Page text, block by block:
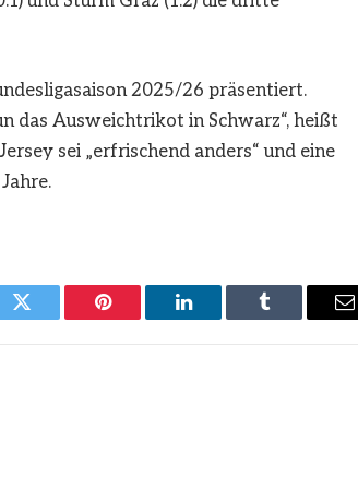
2025/26 präsentiert.
das Ausweichtrikot in Schwarz“, heißt
sei „erfrischend anders“ und eine
Twitter Pinterest LinkedIn Tumblr